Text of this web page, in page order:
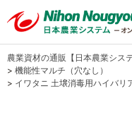
農業資材の通販【日本農業システ
> 機能性マルチ（穴なし）
> イワタニ 土壌消毒用ハイバリ